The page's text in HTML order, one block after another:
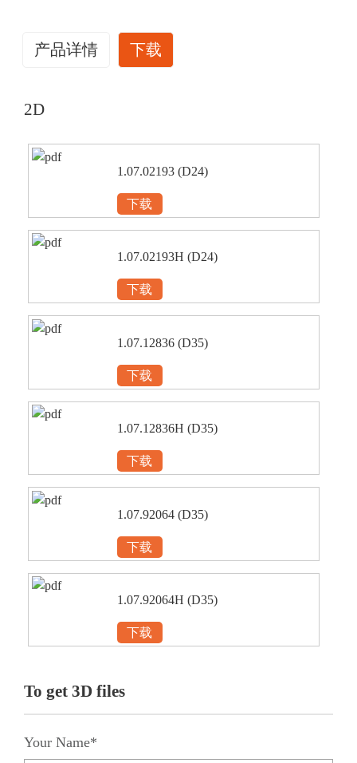
产品详情 下载
2D
1.07.02193 (D24)
下载
1.07.02193H (D24)
下载
1.07.12836 (D35)
下载
1.07.12836H (D35)
下载
1.07.92064 (D35)
下载
1.07.92064H (D35)
下载
To get 3D files
Your Name*